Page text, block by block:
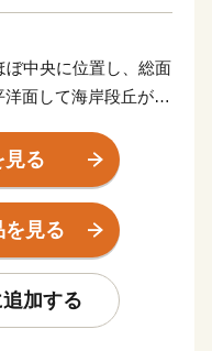
ぼ中央に位置し、総面
面して海岸段丘が広
れ、印南原付近から
洋に注いでいます。
言伝えを残す歴史遺
面でも魅力を秘めた
見る
見る
加する